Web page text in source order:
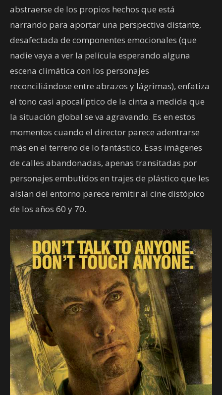
abstraerse de los propios hechos que está
narrando para aportar una perspectiva distante,
desafectada de componentes emocionales (que
nadie vaya a ver la película esperando alguna
escena climática con los personajes
reconciliándose entre abrazos y lágrimas), enfatiza
el tono casi apocalíptico de la cinta a medida que
la situación global se va agravando. Es en estos
momentos cuando el director parece adentrarse
más en el terreno de lo fantástico. Esas imágenes
de calles abandonadas, apenas transitadas por
personajes embutidos en trajes de plástico que les
aíslan del entorno parece remitir al cine distópico
de los años 60 y 70.